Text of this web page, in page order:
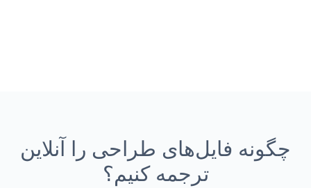
چگونه فایل‌های طراحی را آنلاین
ترجمه کنیم؟